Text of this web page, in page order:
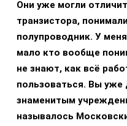
Они уже могли
транзистора,
полупроводник. У
мало кто вообще
не знают, как всё
пользоваться. Вы уже
знаменитым
называлось